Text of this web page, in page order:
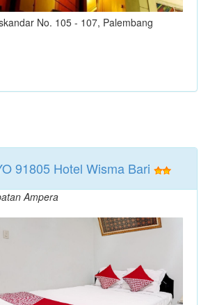
No. 105 - 107, Palembang
91805 Hotel Wisma Bari
Ampera